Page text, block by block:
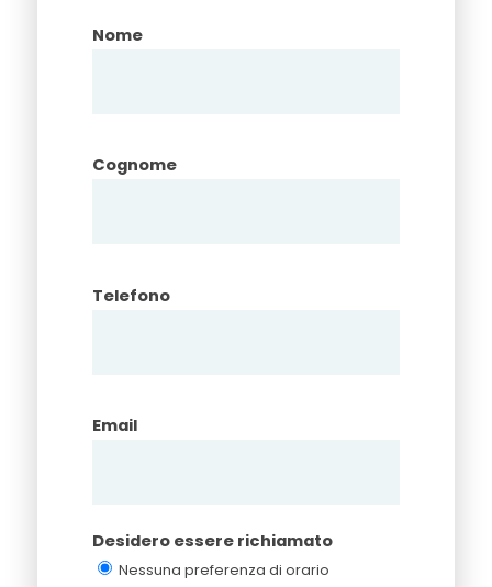
Nome
Cognome
Telefono
Email
Desidero essere richiamato
Nessuna preferenza di orario